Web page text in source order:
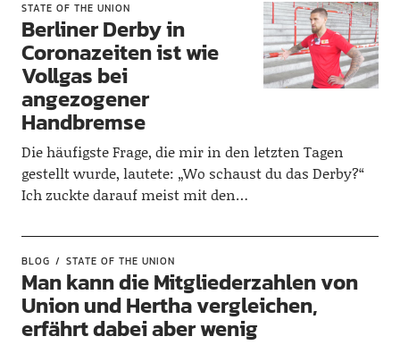
STATE OF THE UNION
Berliner Derby in
Coronazeiten ist wie
Vollgas bei
angezogener
Handbremse
Die häufigste Frage, die mir in den letzten Tagen
gestellt wurde, lautete: „Wo schaust du das Derby?“
Ich zuckte darauf meist mit den…
BLOG STATE OF THE UNION
Man kann die Mitgliederzahlen von
Union und Hertha vergleichen,
erfährt dabei aber wenig